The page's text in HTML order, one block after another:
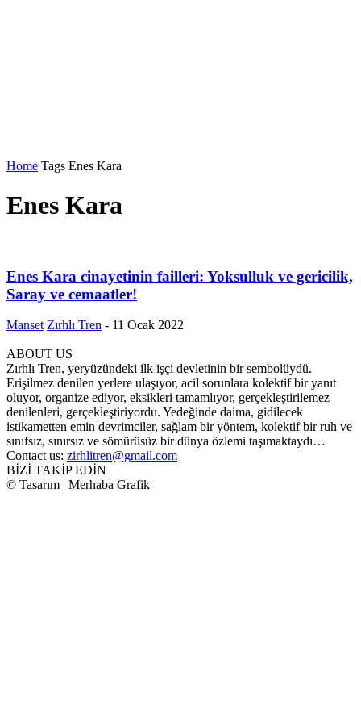
Home Tags Enes Kara
Enes Kara
Enes Kara cinayetinin failleri: Yoksulluk ve gericilik,
Saray ve cemaatler!
Manset Zırhlı Tren - 11 Ocak 2022
ABOUT US
Zırhlı Tren, yeryüzündeki ilk işçi devletinin bir sembolüydü.
Erişilmez denilen yerlere ulaşıyor, acil sorunlara kolektif bir yanıt
oluyor, organize ediyor, eksikleri tamamlıyor, gerçekleştirilemez
denilenleri, gerçekleştiriyordu. Yedeğinde daima, gidilecek
istikametten emin devrimciler, sağlam bir yöntem, kolektif bir ruh ve
sınıfsız, sınırsız ve sömürüsüz bir dünya özlemi taşımaktaydı…
Contact us: zirhlitren@gmail.com
BİZİ TAKİP EDİN
© Tasarım | Merhaba Grafik